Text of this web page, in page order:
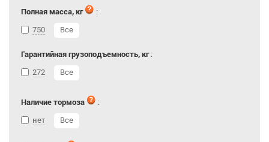
Полная масса, кг
:
750
Все
Гарантийная грузоподъемность, кг:
272
Все
Наличие тормоза
:
нет
Все